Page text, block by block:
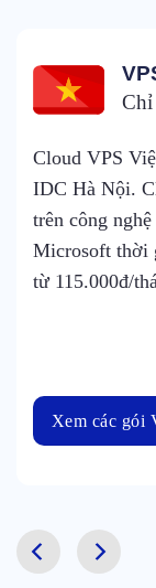
Cloud VPS
IDC Hà Nội.
trên công
Microsoft thời
từ 115.000đ/
Xem các gói